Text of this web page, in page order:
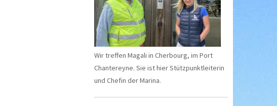
Wir treffen Magali in Cherbourg, im Port
Chantereyne. Sie ist hier Stützpunktleiterin
und Chefin der Marina.